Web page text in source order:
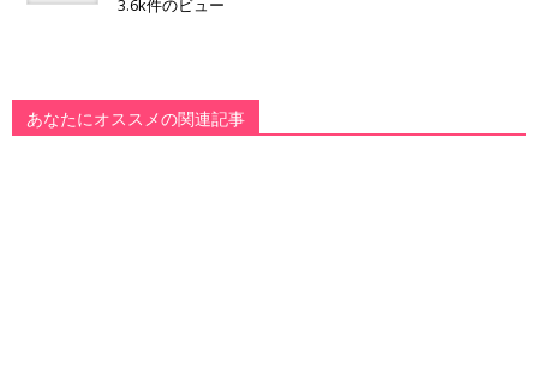
3.6k件のビュー
あなたにオススメの関連記事